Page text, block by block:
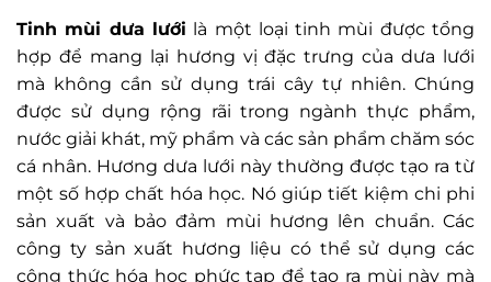
Tinh mùi dưa lưới là một loại tinh mùi được tổng
hợp để mang lại hương vị đặc trưng của dưa lưới
mà không cần sử dụng trái cây tự nhiên. Chúng
được sử dụng rộng rãi trong ngành thực phẩm,
nước giải khát, mỹ phẩm và các sản phẩm chăm sóc
cá nhân. Hương dưa lưới này thường được tạo ra từ
một số hợp chất hóa học. Nó giúp tiết kiệm chi phi
sản xuất và bảo đảm mùi hương lên chuẩn. Các
công ty sản xuất hương liệu có thể sử dụng các
công thức hóa học phức tạp để tạo ra mùi này mà